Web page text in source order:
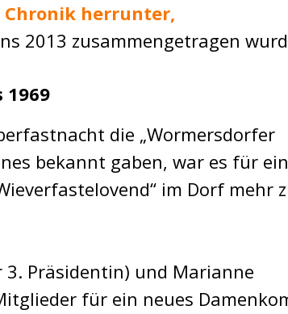
Chronik herrunter,
2013 zusammengetragen
1969
die „Wormersdorfer
bekannt gaben, war es für
im Dorf mehr
3. Präsidentin) und Marianne
für ein neues